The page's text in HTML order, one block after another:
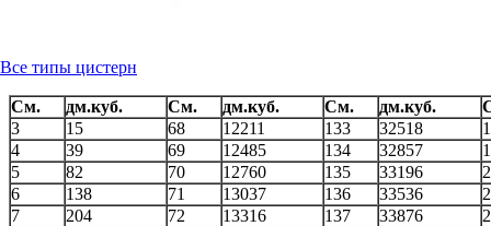
Все типы цистерн
См. дм.куб. См. дм.куб. См. дм.куб.
3
15 68 12211 133 32518
4
39 69 12485 134 32857
5
82 70 12760 135 33196
6
138 71 13037 136 33536
7
204 72 13316 137 33876